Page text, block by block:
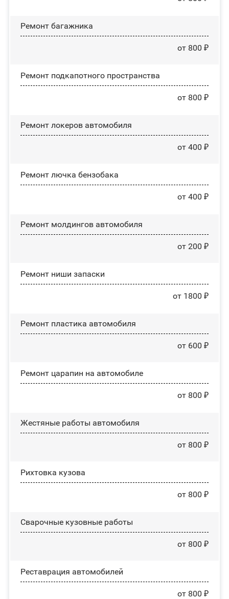
Ремонт багажника
от 800 ₽
Ремонт подкапотного пространства
от 800 ₽
Ремонт лoĸepoв автомобиля
от 400 ₽
Ремонт лючка бензобака
от 400 ₽
Ремонт молдингов автомобиля
от 200 ₽
Ремонт ниши запаски
от 1800 ₽
Ремонт пластика автомобиля
от 600 ₽
Ремонт царапин на автомобиле
от 800 ₽
Жестяные работы автомобиля
от 800 ₽
Рихтовка кузова
от 800 ₽
Сварочные кузовные работы
от 800 ₽
Реставрация автомобилей
от 800 ₽